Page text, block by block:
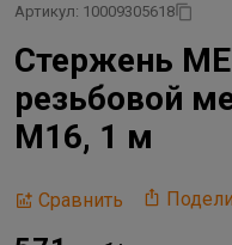
Артикул: 10009305618
Стержень
резьбовой
М16, 1 м
Сравнить